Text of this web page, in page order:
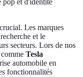
pop et d'identité
Les marques
et le
secteurs. Lors de nos
Tesla
automobile en
fonctionnalités